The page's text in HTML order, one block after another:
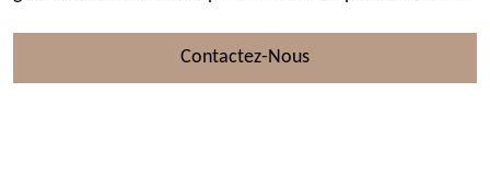
Contactez-Nous